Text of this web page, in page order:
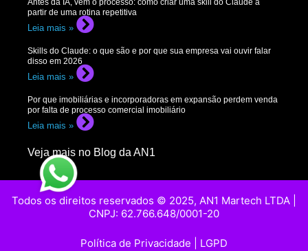
partir de uma rotina repetitiva
Leia mais »
Skills do Claude: o que são e por que sua empresa vai ouvir falar
disso em 2026
Leia mais »
Por que imobiliárias e incorporadoras em expansão perdem venda
por falta de processo comercial imobiliário
Leia mais »
Veja mais no Blog da AN1
Todos os direitos reservados © 2025, AN1 Martech LTDA |
CNPJ: 62.766.648/0001-20
Política de Privacidade LGPD